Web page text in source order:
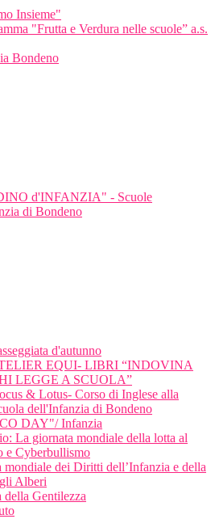
Insieme"
"Frutta e Verdura nelle scuole” a.s.
Bondeno
d'INFANZIA" - Scuole
di Bondeno
d'autunno
EQUI- LIBRI “INDOVINA
LEGGE A SCUOLA”
& Lotus- Corso di Inglese alla
dell'Infanzia di Bondeno
DAY"/ Infanzia
La giornata mondiale della lotta al
e Cyberbullismo
mondiale dei Diritti dell’Infanzia e della
Alberi
della Gentilezza